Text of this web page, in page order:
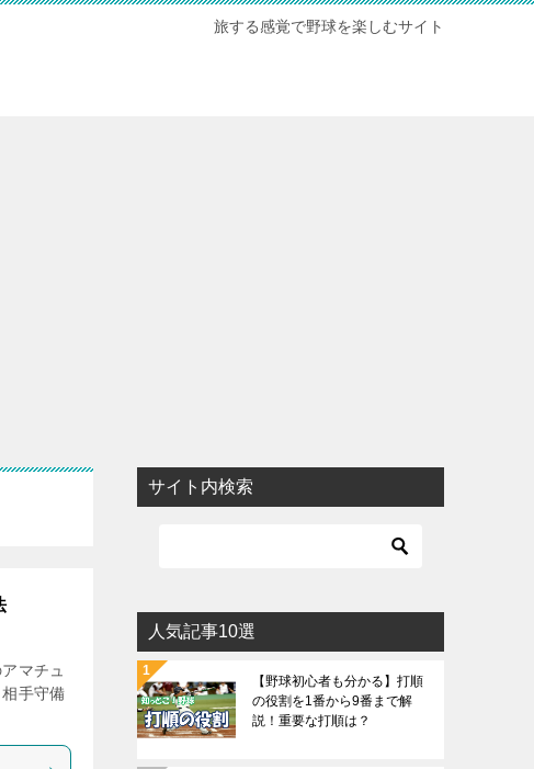
旅する感覚で野球を楽しむサイト
マチュ
手守備
サイト内検索
人気記事10選
【野球初心者も分かる】打順
の役割を1番から9番まで解
説！重要な打順は？